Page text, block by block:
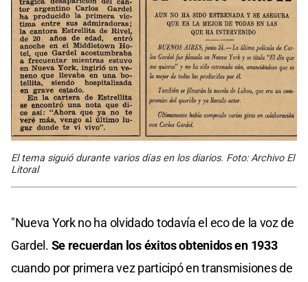
El tema siguió durante varios días en los diarios. Foto: Archivo El
Litoral
"Nueva York no ha olvidado todavía el eco de la voz de
Gardel. Se recuerdan los éxitos obtenidos en 1933
cuando por primera vez participó en transmisiones de